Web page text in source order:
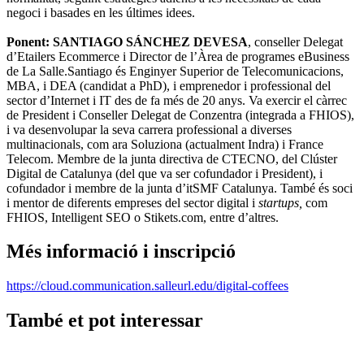
negoci i basades en les últimes idees.
Ponent: SANTIAGO SÁNCHEZ DEVESA, conseller Delegat
d’Etailers Ecommerce i Director de l’Àrea de programes eBusiness
de La Salle.Santiago és Enginyer Superior de Telecomunicacions,
MBA, i DEA (candidat a PhD), i emprenedor i professional del
sector d’Internet i IT des de fa més de 20 anys. Va exercir el càrrec
de President i Conseller Delegat de Conzentra (integrada a FHIOS),
i va desenvolupar la seva carrera professional a diverses
multinacionals, com ara Soluziona (actualment Indra) i France
Telecom. Membre de la junta directiva de CTECNO, del Clúster
Digital de Catalunya (del que va ser cofundador i President), i
cofundador i membre de la junta d’itSMF Catalunya. També és soci
i mentor de diferents empreses del sector digital i startups, com
FHIOS, Intelligent SEO o Stikets.com, entre d’altres.
Més informació i inscripció
https://cloud.communication.salleurl.edu/digital-coffees
També et pot interessar